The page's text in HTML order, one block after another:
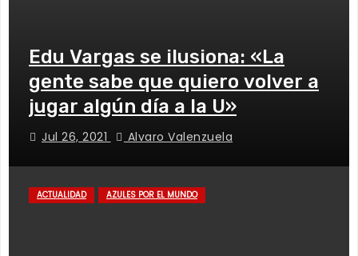
Edu Vargas se ilusiona: «La
gente sabe que quiero volver a
jugar algún día a la U»
Jul 26, 2021 Alvaro Valenzuela
ACTUALIDAD AZULES POR EL MUNDO